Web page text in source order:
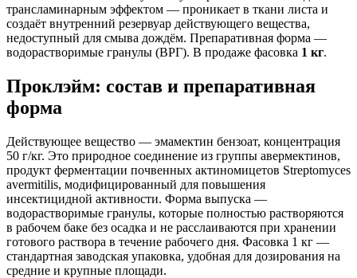
трансламинарным эффектом — проникает в ткани листа и
создаёт внутренний резервуар действующего вещества,
недоступный для смыва дождём. Препаративная форма —
водорастворимые гранулы (ВРГ). В продаже фасовка 1 кг.
Проклэйм: состав и препаративная
форма
Действующее вещество — эмамектин бензоат, концентрация
50 г/кг. Это природное соединение из группы авермектинов,
продукт ферментации почвенных актиномицетов Streptomyces
avermitilis, модифицированный для повышения
инсектицидной активности. Форма выпуска —
водорастворимые гранулы, которые полностью растворяются
в рабочем баке без осадка и не расслаиваются при хранении
готового раствора в течение рабочего дня. Фасовка 1 кг —
стандартная заводская упаковка, удобная для дозирования на
средние и крупные площади.